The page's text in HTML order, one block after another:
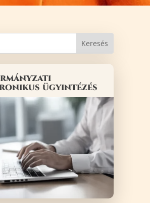
ügyintézés